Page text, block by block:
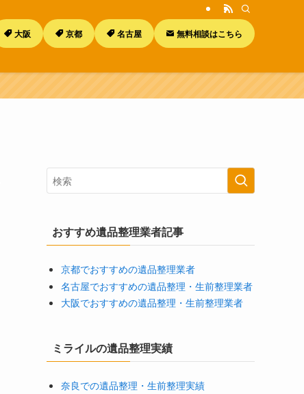
大阪 京都 名古屋 無料相談はこちら
おすすめ遺品整理業者記事
京都でおすすめの遺品整理業者
名古屋でおすすめの遺品整理・生前整理業者
大阪でおすすめの遺品整理・生前整理業者
ミライルの遺品整理実績
奈良での遺品整理・生前整理実績